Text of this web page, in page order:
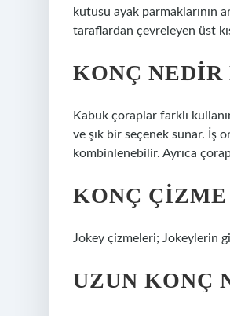
kutusu ayak parmaklarının
taraflardan çevreleyen üst
KONÇ NEDIR
Kabuk çoraplar farklı
ve şık bir seçenek sunar. İş
kombinlenebilir. Ayrıca
KONÇ
Jokey çizmeleri; Jokeylerin
UZUN KONÇ